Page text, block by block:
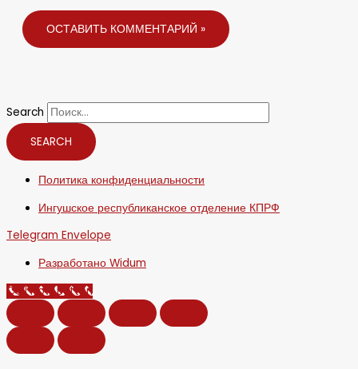
Search
SEARCH
Политика конфиденциальности
Ингушское республиканское отделение КПРФ
Telegram Envelope
Разработано Widum
Call Now Button